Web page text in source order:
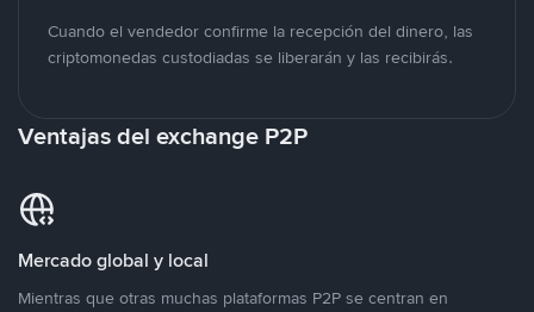
Cuando el vendedor confirme la recepción del dinero, las
criptomonedas custodiadas se liberarán y las recibirás.
Ventajas del exchange P2P
Mercado global y local
Mientras que otras muchas plataformas P2P se centran en